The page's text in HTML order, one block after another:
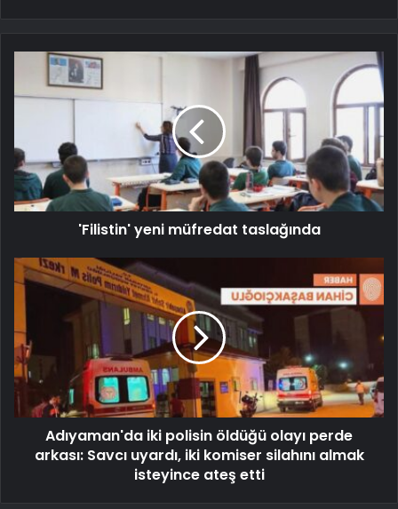
'Filistin' yeni müfredat taslağında
Adıyaman'da iki polisin öldüğü olayı perde
arkası: Savcı uyardı, iki komiser silahını almak
isteyince ateş etti